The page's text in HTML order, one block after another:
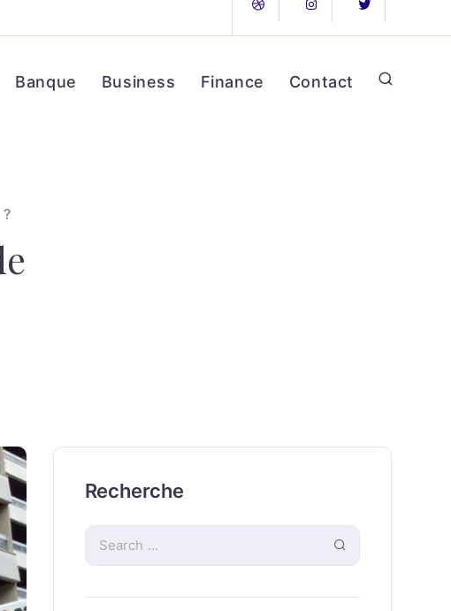
Banque Business Finance Contact
Recherche